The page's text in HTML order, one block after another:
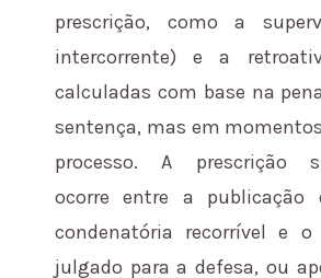
prescrição, como a
intercorrente) e a
calculadas com base na
sentença, mas em
processo. A prescrição
ocorre entre a publicação
condenatória recorrível e
julgado para a defesa, ou